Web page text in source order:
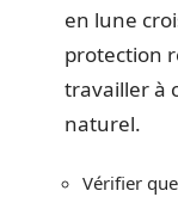
en lune
protection
travailler à
naturel.
Vérifier